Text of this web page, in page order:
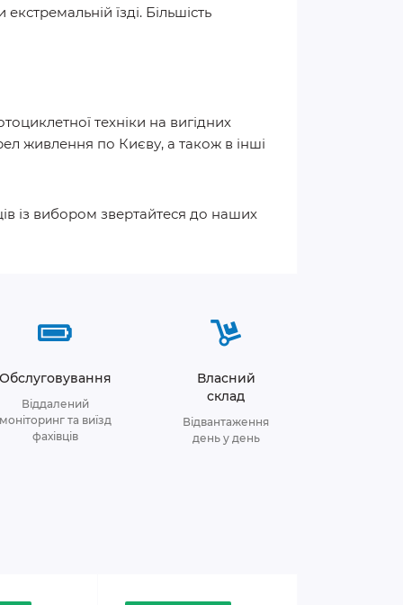
їзді. Більшість
техніки на вигідних
живлення по Києву, а також в інші
із вибором звертайтеся до наших
Віддалений
та виїзд
фахівців
Власний
склад
Відвантаження
день у день